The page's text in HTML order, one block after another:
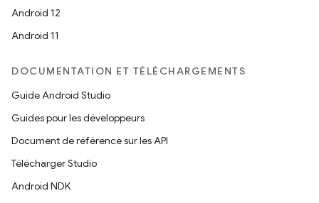
Android 12
Android 11
DOCUMENTATION ET TÉLÉCHARGEMENTS
Guide Android Studio
Guides pour les développeurs
Document de référence sur les API
Télécharger Studio
Android NDK